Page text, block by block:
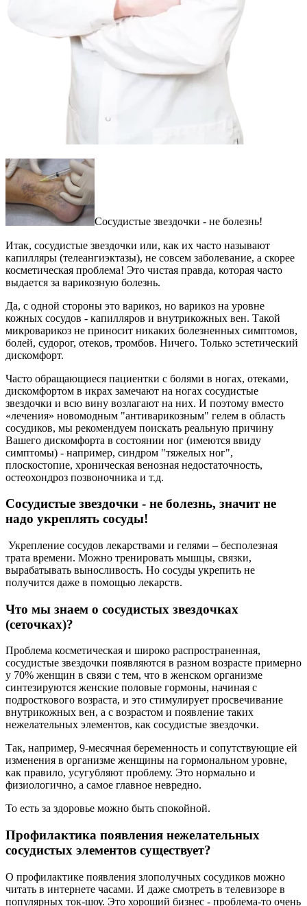
Сосудистые звездочки - не болезнь!
Итак, сосудистые звездочки или, как их часто называют
капилляры (телеангиэктазы), не совсем заболевание, а скорее
косметическая проблема! Это чистая правда, которая часто
выдается за варикозную болезнь.
Да, с одной стороны это варикоз, но варикоз на уровне
кожных сосудов - капилляров и внутрикожных вен. Такой
микроварикоз не приносит никаких болезненных симптомов,
болей, судорог, отеков, тромбов. Ничего. Только эстетический
дискомфорт.
Часто обращающиеся пациентки с болями в ногах, отеками,
дискомфортом в икрах замечают на ногах сосудистые
звездочки и всю вину возлагают на них. И поэтому вместо
«лечения» новомодным "антиварикозным" гелем в область
сосудиков, мы рекомендуем поискать реальную причину
Вашего дискомфорта в состоянии ног (имеются ввиду
симптомы) - например, синдром "тяжелых ног",
плоскостопие, хроническая венозная недостаточность,
остеохондроз позвоночника и т.д.
Cосудистые звездочки - не болезнь, значит не
надо укреплять сосуды!
Укрепление сосудов лекарствами и гелями – бесполезная
трата времени. Можно тренировать мышцы, связки,
вырабатывать выносливость. Но сосуды укрепить не
получится даже в помощью лекарств.
Что мы знаем о сосудистых звездочках
(сеточках)?
Проблема косметическая и широко распространенная,
сосудистые звездочки появляются в разном возрасте примерно
у 70% женщин в связи с тем, что в женском организме
синтезируются женские половые гормоны, начиная с
подросткового возраста, и это стимулирует просвечивание
внутрикожных вен, а с возрастом и появление таких
нежелательных элементов, как сосудистые звездочки.
Так, например, 9-месячная беременность и сопутствующие ей
изменения в организме женщины на гормональном уровне,
как правило, усугубляют проблему. Это нормально и
физиологично, а самое главное невредно.
То есть за здоровье можно быть спокойной.
Профилактика появления нежелательных
сосудистых элементов существует?
О профилактике появления злополучных сосудиков можно
читать в интернете часами. И даже смотреть в телевизоре в
популярных ток-шоу. Это хороший бизнес - проблема-то очень